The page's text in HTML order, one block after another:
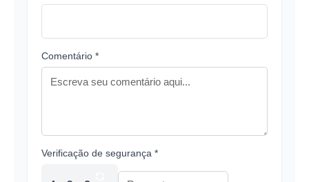
Comentário *
Verificação de segurança *